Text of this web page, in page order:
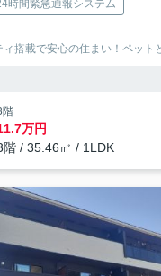
時間緊急通報システム
搭載で安心の住まい！ペット
階
万円
階 / 35.46㎡ / 1LDK